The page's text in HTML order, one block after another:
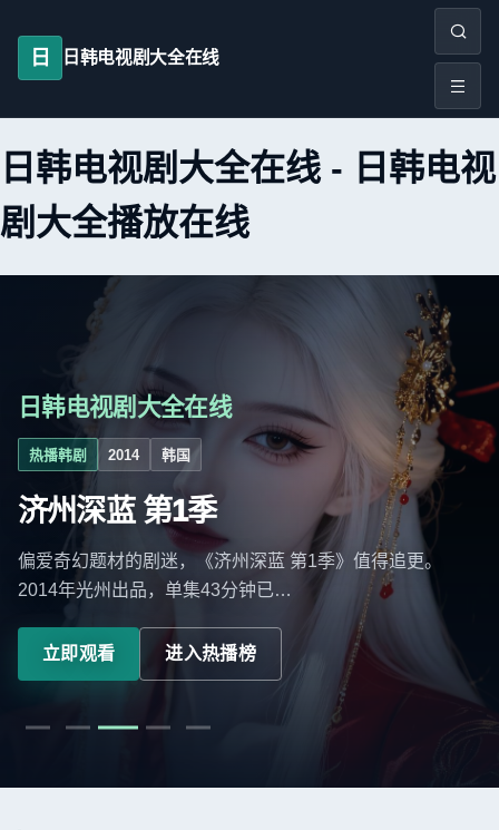
日 日韩电视剧大全在线
日韩电视剧大全在线- 日韩电视
剧大全播放在线
日韩电视剧大全在线
热播韩剧 2014 韩国
济州深蓝 第1季
偏爱奇幻题材的剧迷，《济州深蓝 第1季》值得追更。
2014年光州出品，单集43分钟已…
立即观看 进入热播榜